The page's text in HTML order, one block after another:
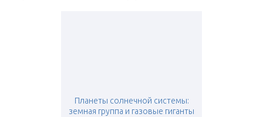
Планеты солнечной системы:
земная группа и газовые гиганты